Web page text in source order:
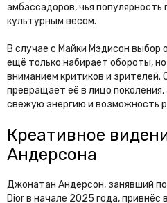
амбассадоров, чья
культурным весом.
В случае с Майки Мэдисон выбор
ещё только набирает обороты,
вниманием критиков и зрителей.
превращает её в лицо
свежую энергию и возможность
Креативное
Андерсона
Джонатан Андерсон, занявший
Dior в начале 2025 года,